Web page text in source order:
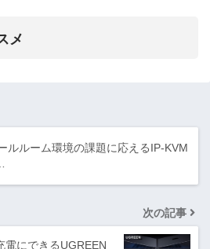
メ
ルルーム環境の課題に応えるIP-KVM
次の記事
電にできるUGREEN